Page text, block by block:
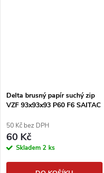
Delta brusný papír suchý zip
VZF 93x93x93 P60 F6 SAITAC
50 Kč bez DPH
60 Kč
Skladem 2 ks